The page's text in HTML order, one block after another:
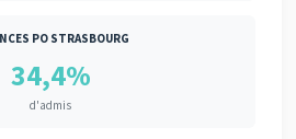
PO STRASBOURG
34,4%
d'admis